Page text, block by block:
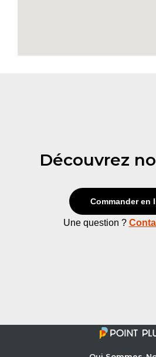
Découvrez
Commander en
Une question ?